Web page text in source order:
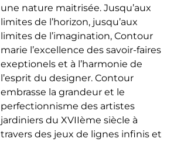
une nature maitrisée. Jusqu’aux
limites de l’horizon, jusqu’aux
limites de l’imagination, Contour
marie l’excellence des savoir-faires
exeptionels et à l’harmonie de
l’esprit du designer. Contour
embrasse la grandeur et le
perfectionnisme des artistes
jardiniers du XVIIème siècle à
travers des jeux de lignes infinis et